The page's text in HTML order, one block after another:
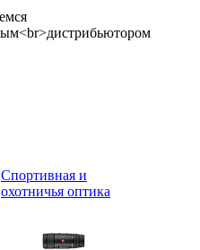
Спортивная и
охотничья оптика